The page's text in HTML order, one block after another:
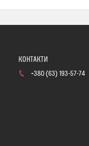
+380 (63) 193-57-74